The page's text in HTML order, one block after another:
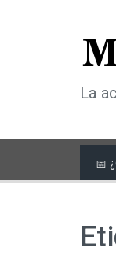
La
📅